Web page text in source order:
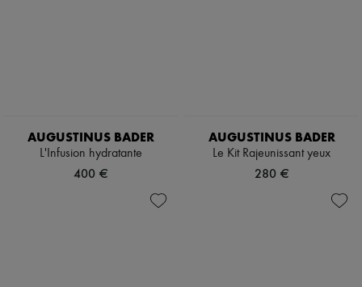
AUGUSTINUS BADER
L'Infusion hydratante
400 €
AUGUSTINUS BADER
Le Kit Rajeunissant yeux
280 €